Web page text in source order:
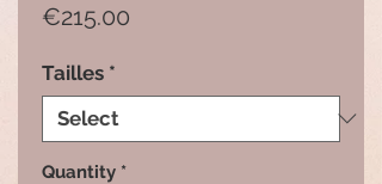
€215.00
Tailles *
Quantity *